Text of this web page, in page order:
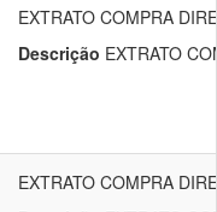
EXTRATO COMPRA
Descrição EXTRATO
EXTRATO COMPRA